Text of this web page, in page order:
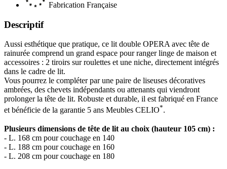
Fabrication Française
Descriptif
Aussi esthétique que pratique, ce lit double OPERA avec tête de
rainurée comprend un grand espace pour ranger linge de maison et
accessoires : 2 tiroirs sur roulettes et une niche, directement intégrés
dans le cadre de lit.
Vous pourrez le compléter par une paire de liseuses décoratives
ambrées, des chevets indépendants ou attenants qui viendront
prolonger la tête de lit. Robuste et durable, il est fabriqué en France
et bénéficie de la garantie 5 ans Meubles CELIO*.
Plusieurs dimensions de tête de lit au choix (hauteur 105 cm) :
- L. 168 cm pour couchage en 140
- L. 188 cm pour couchage en 160
- L. 208 cm pour couchage en 180